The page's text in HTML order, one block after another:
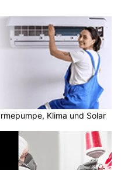
Klima und Solar